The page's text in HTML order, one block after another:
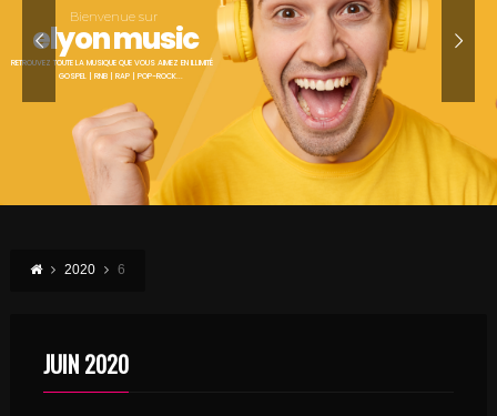
Bienvenue sur
elyon music
RETROUVEZ TOUTE LA MUSIQUE QUE VOUS AIMEZ EN ILLIMITÉ
GOSPEL | RNB | RAP | POP-ROCK...
2020 6
JUIN 2020